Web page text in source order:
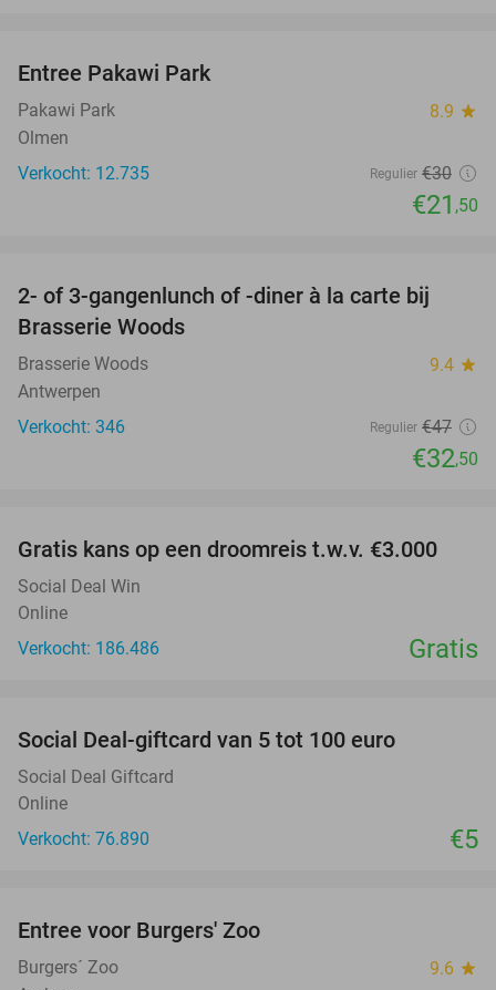
Entree Pakawi Park
Pakawi Park 8.9 star
Olmen
Verkocht: 12.735
Regulier €30
€21 ,50
31%
2- of 3-gangenlunch of -diner à la carte bij
Brasserie Woods
Brasserie Woods 9.4 star
Antwerpen
Verkocht: 346
Regulier €47
€32,50
Gratis kans op een droomreis t.w.v. €3.000
Social Deal Win
Online
Verkocht: 186.486
Gratis
Social Deal-giftcard van 5 tot 100 euro
Social Deal Giftcard
Online
Verkocht: 76.890
€5
Entree voor Burgers' Zoo
Burgers´ Zoo 9.6 star